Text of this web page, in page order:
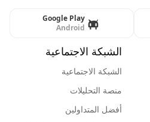
Google Play
Android
الشبكة الاجتماعية
الشبكة الاجتماعية
منصة التحليلات
أفضل المتداولين